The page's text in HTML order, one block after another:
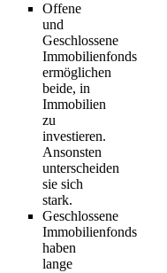
Offene
und
Geschlossene
Immobilienfonds
ermöglichen
beide, in
Immobilien
zu
investieren.
Ansonsten
unterscheiden
sie sich
stark.
Geschlossene
Immobilienfonds
haben
lange